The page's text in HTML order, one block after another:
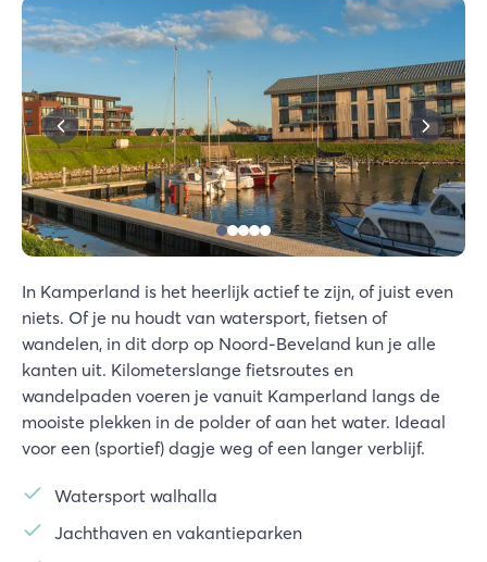
In Kamperland is het heerlijk actief te zijn, of juist even
niets. Of je nu houdt van watersport, fietsen of
wandelen, in dit dorp op Noord-Beveland kun je alle
kanten uit. Kilometerslange fietsroutes en
wandelpaden voeren je vanuit Kamperland langs de
mooiste plekken in de polder of aan het water. Ideaal
voor een (sportief) dagje weg of een langer verblijf.
Watersport walhalla
Jachthaven en vakantieparken